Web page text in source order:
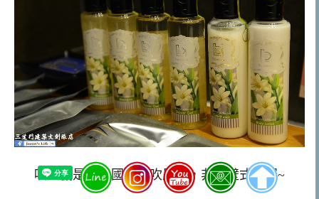
吹風機是使用國際牌吹風機，非掛壁式的喔~